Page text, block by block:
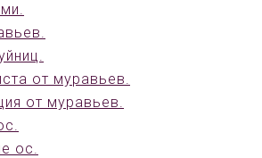
от муравьев.
от муравьев.
ос.